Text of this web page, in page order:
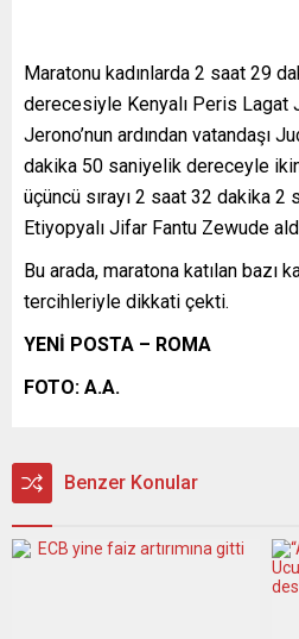
Maratonu kadınlarda 2 saat 29
derecesiyle Kenyalı Peris Lagat
Jerono’nun ardından vatandaşı
dakika 50 saniyelik dereceyle
üçüncü sırayı 2 saat 32 dakika
Etiyopyalı Jifar Fantu Zewude
Bu arada, maratona katılan bazı
tercihleriyle dikkati çekti.
YENİ POSTA – ROMA
FOTO: A.A.
Benzer Konular